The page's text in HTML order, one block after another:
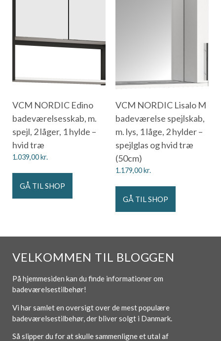
VCM NORDIC Edino
badeværelsesskab, m.
spejl, 2 låger, 1 hylde –
hvid træ
1.039,00kr.
GÅ TIL SHOP
VCM NORDIC Lisalo M
badeværelse spejlskab,
m. lys, 1 låge, 2 hylder –
spejlglas og hvid træ
(50cm)
1.179,00kr.
GÅ TIL SHOP
VELKOMMEN TIL BLOGGEN
På hjemmesiden kan du finde informationer om
badeværelsestilbehør!
Vi har samlet en oversigt over de mest populære
badeværelsestilbehør, der bliver solgt i Danmark.
Så slipper du for at skulle sammenligne et utal af